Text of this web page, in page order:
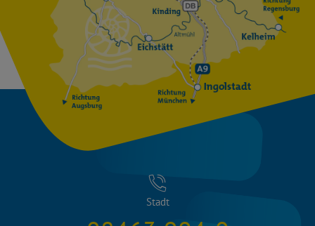
Stadt